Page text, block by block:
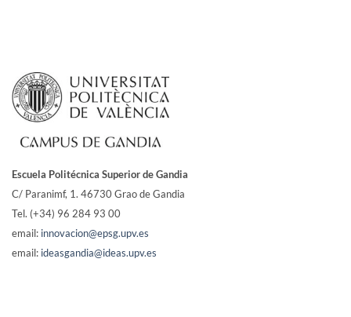
Escuela Politécnica Superior de Gandia
C/ Paranimf, 1. 46730 Grao de Gandia
Tel. (+34) 96 284 93 00
email: innovacion@epsg.upv.es
email: ideasgandia@ideas.upv.es